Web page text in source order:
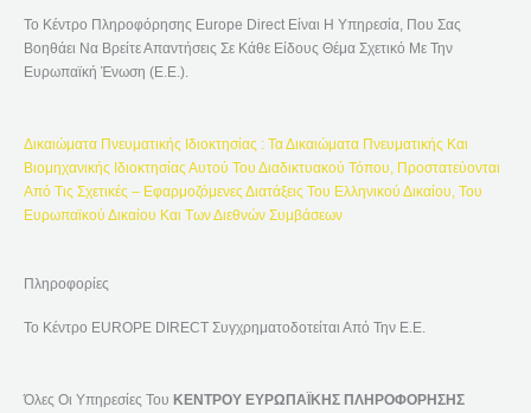
Σ
Η
Α
Το Κέντρο Πληροφόρησης Europe Direct Είναι Η Υπηρεσία, Που Σας
Βοηθάει Να Βρείτε Απαντήσεις Σε Κάθε Είδους Θέμα Σχετικό Με Την
Ευρωπαϊκή Ένωση (Ε.Ε.).
Δικαιώματα Πνευματικής Ιδιοκτησίας : Τα Δικαιώματα Πνευματικής Και
Βιομηχανικής Ιδιοκτησίας Αυτού Του Διαδικτυακού Τόπου, Προστατεύονται
Από Τις Σχετικές – Εφαρμοζόμενες Διατάξεις Του Ελληνικού Δικαίου, Του
Ευρωπαϊκού Δικαίου Και Των Διεθνών Συμβάσεων
Πληροφορίες
Το Κέντρο EUROPE DIRECT Συγχρηματοδοτείται Από Την Ε.Ε.
Όλες Οι Υπηρεσίες Του ΚΕΝΤΡΟΥ ΕΥΡΩΠΑΪΚΗΣ ΠΛΗΡΟΦΟΡΗΣΗΣ